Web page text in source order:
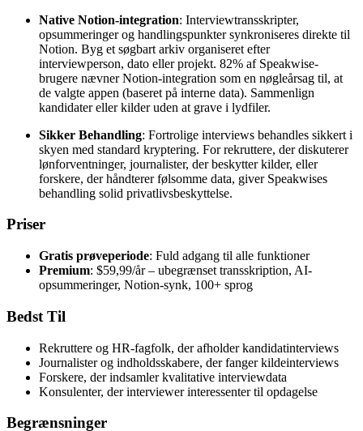
Native Notion-integration: Interviewtransskripter,
opsummeringer og handlingspunkter synkroniseres direkte til
Notion. Byg et søgbart arkiv organiseret efter
interviewperson, dato eller projekt. 82% af Speakwise-
brugere nævner Notion-integration som en nøgleårsag til, at
de valgte appen (baseret på interne data). Sammenlign
kandidater eller kilder uden at grave i lydfiler.
Sikker Behandling: Fortrolige interviews behandles sikkert i
skyen med standard kryptering. For rekruttere, der diskuterer
lønforventninger, journalister, der beskytter kilder, eller
forskere, der håndterer følsomme data, giver Speakwises
behandling solid privatlivsbeskyttelse.
Priser
Gratis prøveperiode: Fuld adgang til alle funktioner
Premium: $59,99/år – ubegrænset transskription, AI-
opsummeringer, Notion-synk, 100+ sprog
Bedst Til
Rekruttere og HR-fagfolk, der afholder kandidatinterviews
Journalister og indholdsskabere, der fanger kildeinterviews
Forskere, der indsamler kvalitative interviewdata
Konsulenter, der interviewer interessenter til opdagelse
Begrænsninger